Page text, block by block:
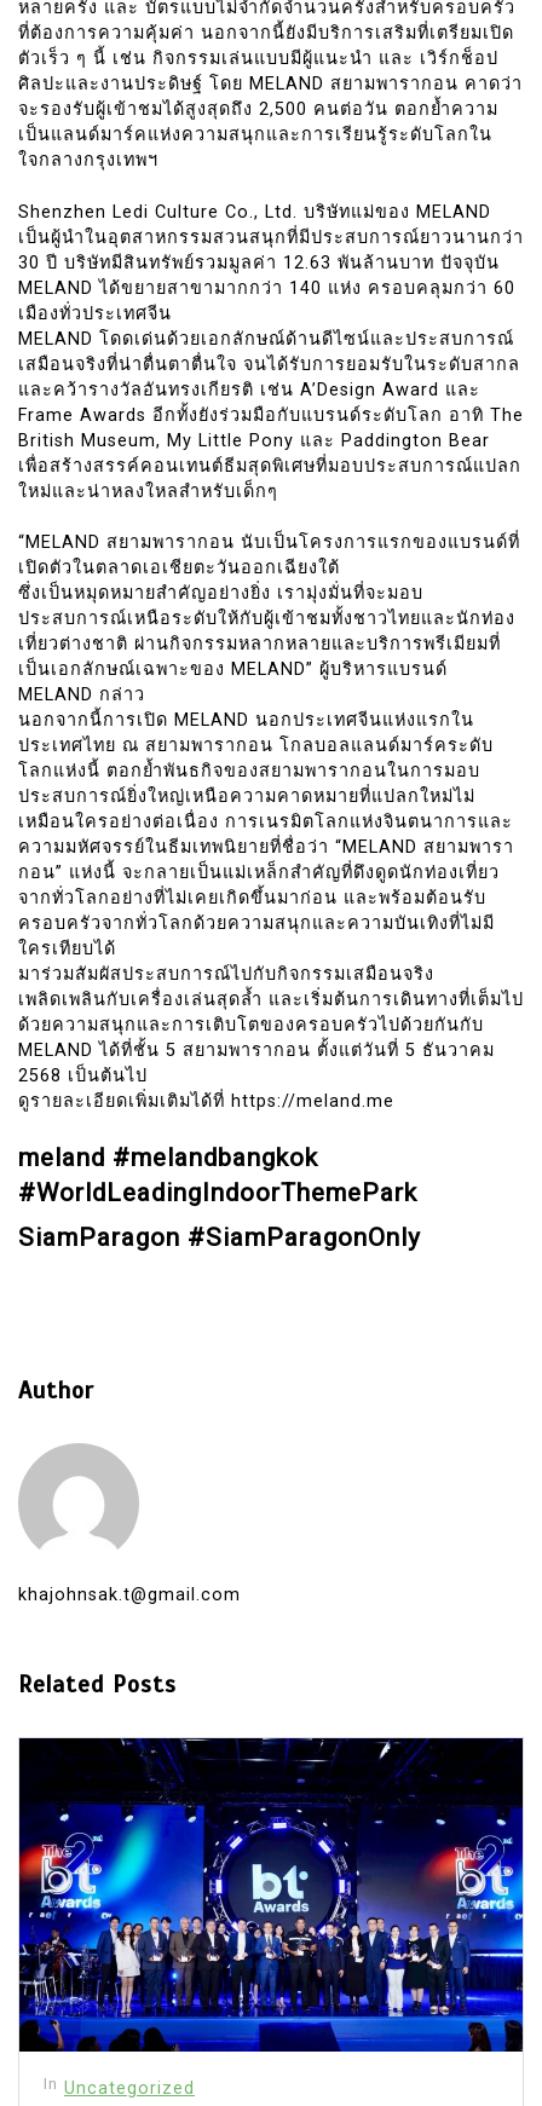
หลายครั้ง และ บัตรแบบไม่จำกัดจำนวนครั้งสำหรับครอบครัว
ที่ต้องการความคุ้มค่า นอกจากนี้ยังมีบริการเสริมที่เตรียมเปิด
ตัวเร็ว ๆ นี้ เช่น กิจกรรมเล่นแบบมีผู้แนะนำ และ เวิร์กช็อป
ศิลปะและงานประดิษฐ์ โดย MELAND สยามพารากอน คาดว่า
จะรองรับผู้เข้าชมได้สูงสุดถึง 2,500 คนต่อวัน ตอกย้ำความ
เป็นแลนด์มาร์คแห่งความสนุกและการเรียนรู้ระดับโลกใน
ใจกลางกรุงเทพฯ
Shenzhen Ledi Culture Co., Ltd. บริษัทแม่ของ MELAND
เป็นผู้นำในอุตสาหกรรมสวนสนุกที่มีประสบการณ์ยาวนานกว่า
30 ปี บริษัทมีสินทรัพย์รวมมูลค่า 12.63 พันล้านบาท ปัจจุบัน
MELAND ได้ขยายสาขามากกว่า 140 แห่ง ครอบคลุมกว่า 60
เมืองทั่วประเทศจีน
MELAND โดดเด่นด้วยเอกลักษณ์ด้านดีไซน์และประสบการณ์
เสมือนจริงที่น่าตื่นตาตื่นใจ จนได้รับการยอมรับในระดับสากล
และคว้ารางวัลอันทรงเกียรติ เช่น A’Design Award และ
Frame Awards อีกทั้งยังร่วมมือกับแบรนด์ระดับโลก อาทิ The
British Museum, My Little Pony และ Paddington Bear
เพื่อสร้างสรรค์คอนเทนต์ธีมสุดพิเศษที่มอบประสบการณ์แปลก
ใหม่และน่าหลงใหลสำหรับเด็กๆ
“MELAND สยามพารากอน นับเป็นโครงการแรกของแบรนด์ที่
เปิดตัวในตลาดเอเชียตะวันออกเฉียงใต้
ซึ่งเป็นหมุดหมายสำคัญอย่างยิ่ง เรามุ่งมั่นที่จะมอบ
ประสบการณ์เหนือระดับให้กับผู้เข้าชมทั้งชาวไทยและนักท่อง
เที่ยวต่างชาติ ผ่านกิจกรรมหลากหลายและบริการพรีเมียมที่
เป็นเอกลักษณ์เฉพาะของ MELAND” ผู้บริหารแบรนด์
MELAND กล่าว
นอกจากนี้การเปิด MELAND นอกประเทศจีนแห่งแรกใน
ประเทศไทย ณ สยามพารากอน โกลบอลแลนด์มาร์คระดับ
โลกแห่งนี้ ตอกย้ำพันธกิจของสยามพารากอนในการมอบ
ประสบการณ์ยิ่งใหญ่เหนือความคาดหมายที่แปลกใหม่ไม่
เหมือนใครอย่างต่อเนื่อง การเนรมิตโลกแห่งจินตนาการและ
ความมหัศจรรย์ในธีมเทพนิยายที่ชื่อว่า “MELAND สยามพารา
กอน” แห่งนี้ จะกลายเป็นแม่เหล็กสำคัญที่ดึงดูดนักท่องเที่ยว
จากทั่วโลกอย่างที่ไม่เคยเกิดขึ้นมาก่อน และพร้อมต้อนรับ
ครอบครัวจากทั่วโลกด้วยความสนุกและความบันเทิงที่ไม่มี
ใครเทียบได้
มาร่วมสัมผัสประสบการณ์ไปกับกิจกรรมเสมือนจริง
เพลิดเพลินกับเครื่องเล่นสุดล้ำ และเริ่มต้นการเดินทางที่เต็มไป
ด้วยความสนุกและการเติบโตของครอบครัวไปด้วยกันกับ
MELAND ได้ที่ชั้น 5 สยามพารากอน ตั้งแต่วันที่ 5 ธันวาคม
2568 เป็นต้นไป
ดูรายละเอียดเพิ่มเติมได้ที่ https://meland.me
meland #melandbangkok
#WorldLeadingIndoorThemePark
SiamParagon #SiamParagonOnly
Author
khajohnsak.t@gmail.com
Related Posts
In Uncategorized